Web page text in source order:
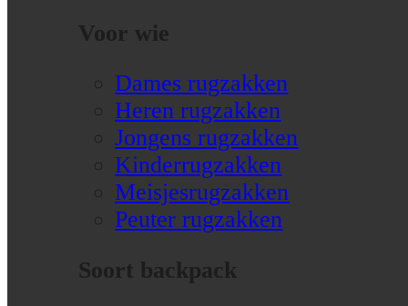
Voor wie
Dames rugzakken
Heren rugzakken
Jongens rugzakken
Kinderrugzakken
Meisjesrugzakken
Peuter rugzakken
Soort backpack